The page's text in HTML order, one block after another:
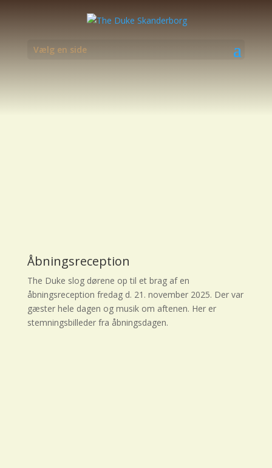
Vælg en side
Åbningsreception
The Duke slog dørene op til et brag af en
åbningsreception fredag d. 21. november 2025. Der var
gæster hele dagen og musik om aftenen. Her er
stemningsbilleder fra åbningsdagen.